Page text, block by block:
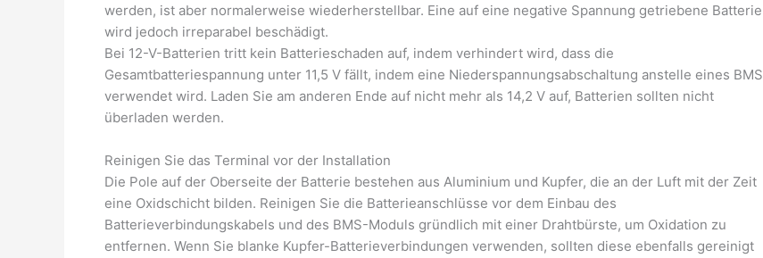
werden, ist aber normalerweise wiederherstellbar. Eine auf eine negative Spannung getriebene Batterie
wird jedoch irreparabel beschädigt.
Bei 12-V-Batterien tritt kein Batterieschaden auf, indem verhindert wird, dass die
Gesamtbatteriespannung unter 11,5 V fällt, indem eine Niederspannungsabschaltung anstelle eines BMS
verwendet wird. Laden Sie am anderen Ende auf nicht mehr als 14,2 V auf, Batterien sollten nicht
überladen werden.
Reinigen Sie das Terminal vor der Installation
Die Pole auf der Oberseite der Batterie bestehen aus Aluminium und Kupfer, die an der Luft mit der Zeit
eine Oxidschicht bilden. Reinigen Sie die Batterieanschlüsse vor dem Einbau des
Batterieverbindungskabels und des BMS-Moduls gründlich mit einer Drahtbürste, um Oxidation zu
entfernen. Wenn Sie blanke Kupfer-Batterieverbindungen verwenden, sollten diese ebenfalls gereinigt